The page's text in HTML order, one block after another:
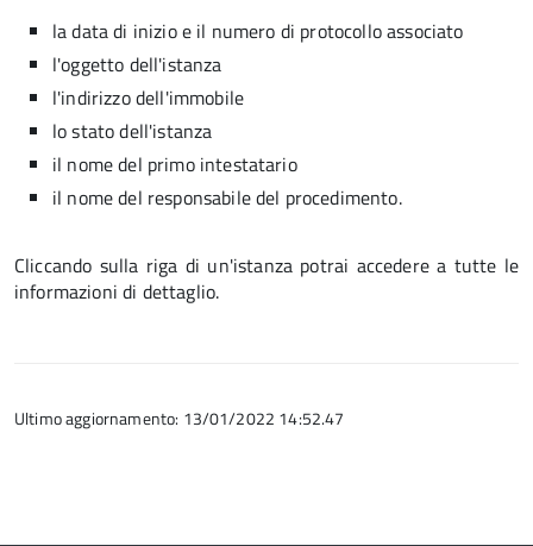
la data di inizio e il numero di protocollo associato
l'oggetto dell'istanza
l'indirizzo dell'immobile
lo stato dell'istanza
il nome del primo intestatario
il nome del responsabile del procedimento.
Cliccando sulla riga di un'istanza potrai accedere a tutte le
informazioni di dettaglio.
Ultimo aggiornamento: 13/01/2022 14:52.47